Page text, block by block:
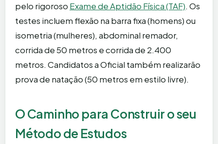
pelo rigoroso Exame de Aptidão Física (TAF). Os
testes incluem flexão na barra fixa (homens) ou
isometria (mulheres), abdominal remador,
corrida de 50 metros e corrida de 2.400
metros. Candidatos a Oficial também realizarão
prova de natação (50 metros em estilo livre).
O Caminho para Construir o seu
Método de Estudos